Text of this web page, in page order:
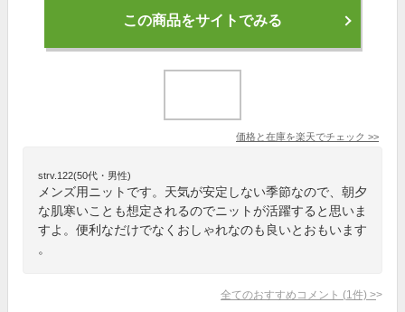
この商品をサイトでみる
価格と在庫を楽天でチェック >>
strv.122(50代・男性)
メンズ用ニットです。天気が安定しない季節なので、朝夕
な肌寒いことも想定されるのでニットが活躍すると思いま
すよ。便利なだけでなくおしゃれなのも良いとおもいます
。
全てのおすすめコメント (1 件) >